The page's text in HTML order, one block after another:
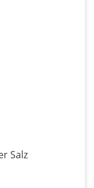
Salz